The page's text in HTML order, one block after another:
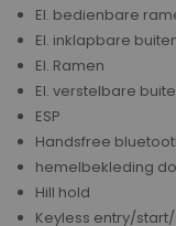
El. bedienbare
El. inklapbare
El. Ramen
El. verstelbare
ESP
Handsfree
hemelbekleding
Hill hold
Keyless entry/